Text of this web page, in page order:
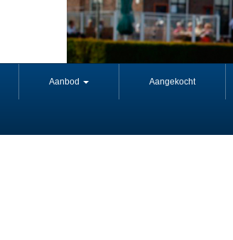
Aanbod Aangekocht